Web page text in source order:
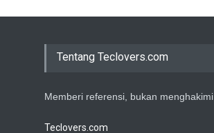
Tentang Teclovers.com
Memberi referensi, bukan menghakimi
Teclovers.com